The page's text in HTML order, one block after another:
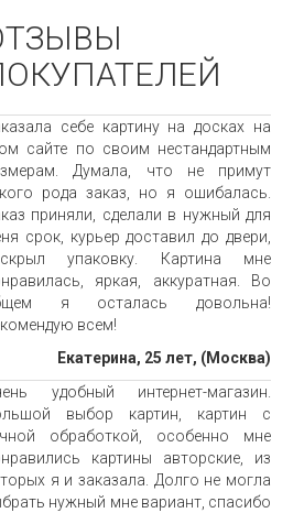
себе картину на досках на
сайте по своим нестандартным
Думала, что не примут
рода заказ, но я ошибалась.
приняли, сделали в нужный для
срок, курьер доставил до двери,
упаковку. Картина мне
яркая, аккуратная. Во
я осталась довольна!
всем!
Екатерина, 25 лет, (Москва)
удобный интернет-магазин.
выбор картин, картин с
обработкой, особенно мне
картины авторские, из
я и заказала. Долго не могла
нужный мне вариант, спасибо